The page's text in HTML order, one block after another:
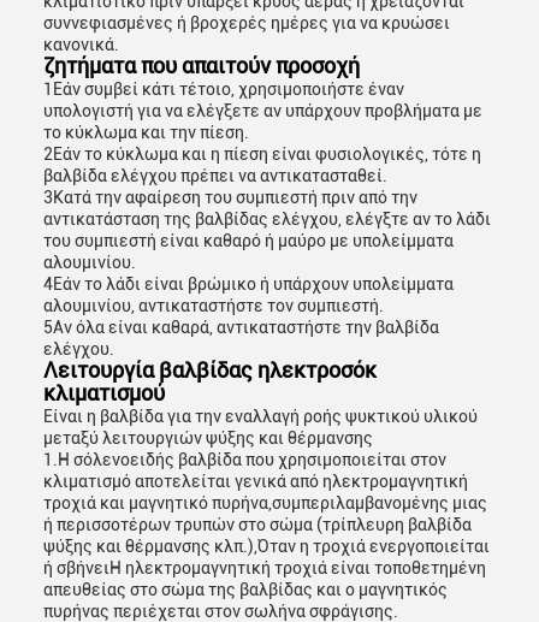
συννεφιασμένες ή βροχερές ημέρες για να κρυώσει
κανονικά.
ζητήματα που απαιτούν προσοχή
1Εάν συμβεί κάτι τέτοιο, χρησιμοποιήστε έναν
υπολογιστή για να ελέγξετε αν υπάρχουν προβλήματα με
το κύκλωμα και την πίεση.
2Εάν το κύκλωμα και η πίεση είναι φυσιολογικές, τότε η
βαλβίδα ελέγχου πρέπει να αντικατασταθεί.
3Κατά την αφαίρεση του συμπιεστή πριν από την
αντικατάσταση της βαλβίδας ελέγχου, ελέγξτε αν το λάδι
του συμπιεστή είναι καθαρό ή μαύρο με υπολείμματα
αλουμινίου.
4Εάν το λάδι είναι βρώμικο ή υπάρχουν υπολείμματα
αλουμινίου, αντικαταστήστε τον συμπιεστή.
5Αν όλα είναι καθαρά, αντικαταστήστε την βαλβίδα
ελέγχου.
Λειτουργία βαλβίδας ηλεκτροσόκ
κλιματισμού
Είναι η βαλβίδα για την εναλλαγή ροής ψυκτικού υλικού
μεταξύ λειτουργιών ψύξης και θέρμανσης
1.Η σόλενοειδής βαλβίδα που χρησιμοποιείται στον
κλιματισμό αποτελείται γενικά από ηλεκτρομαγνητική
τροχιά και μαγνητικό πυρήνα,συμπεριλαμβανομένης μιας
ή περισσοτέρων τρυπών στο σώμα (τρίπλευρη βαλβίδα
ψύξης και θέρμανσης κλπ.),Όταν η τροχιά ενεργοποιείται
ή σβήνειΗ ηλεκτρομαγνητική τροχιά είναι τοποθετημένη
απευθείας στο σώμα της βαλβίδας και ο μαγνητικός
πυρήνας περιέχεται στον σωλήνα σφράγισης.